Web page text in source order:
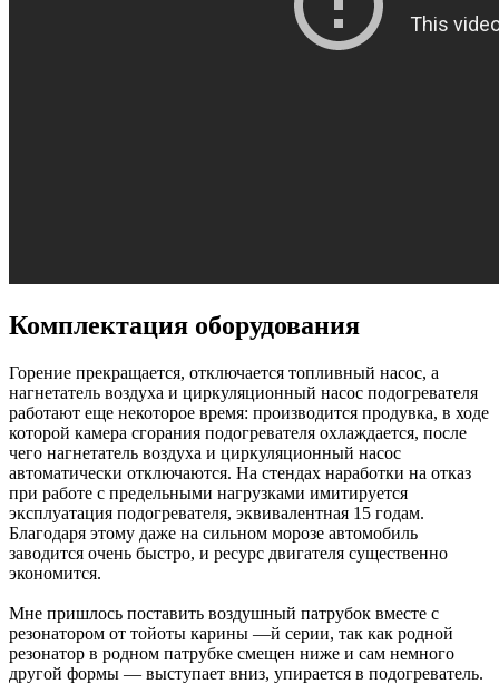
Комплектация оборудования
Горение прекращается, отключается топливный насос, а
нагнетатель воздуха и циркуляционный насос подогревателя
работают еще некоторое время: производится продувка, в ходе
которой камера сгорания подогревателя охлаждается, после
чего нагнетатель воздуха и циркуляционный насос
автоматически отключаются. На стендах наработки на отказ
при работе с предельными нагрузками имитируется
эксплуатация подогревателя, эквивалентная 15 годам.
Благодаря этому даже на сильном морозе автомобиль
заводится очень быстро, и ресурс двигателя существенно
экономится.
Мне пришлось поставить воздушный патрубок вместе с
резонатором от тойоты карины —й серии, так как родной
резонатор в родном патрубке смещен ниже и сам немного
другой формы — выступает вниз, упирается в подогреватель.